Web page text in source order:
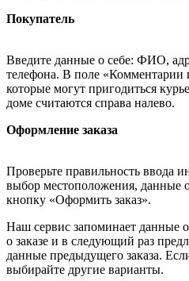
Покупатель
Введите данные о себе: ФИО,
телефона. В поле «Комментарии
которые могут пригодиться
доме считаются справа налево.
Оформление заказа
Проверьте правильность ввода
выбор местоположения, данные
кнопку «Оформить заказ».
Наш сервис запоминает данные
о заказе и в следующий раз
данные предыдущего заказа.
выбирайте другие варианты.